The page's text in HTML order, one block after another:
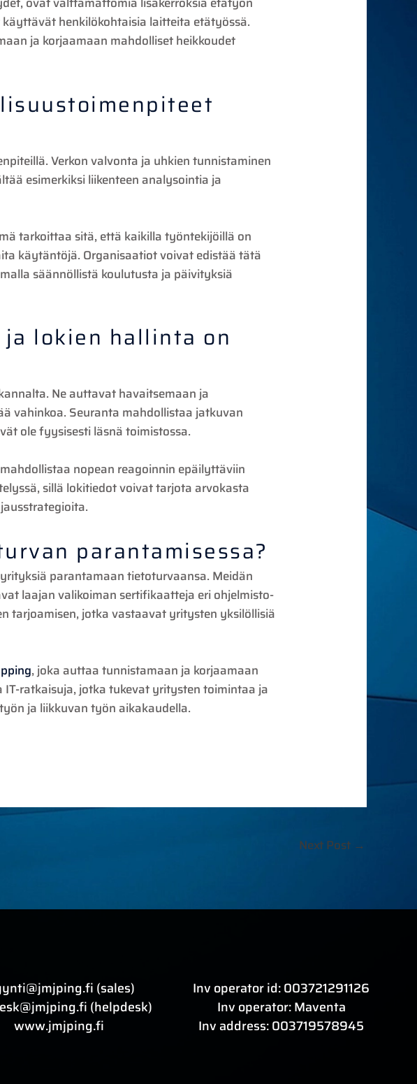
henkilökohtaisia laitteita etätyössä.
ja korjaamaan mahdolliset heikkoudet
Verkon valvonta ja uhkien tunnistaminen
esimerkiksi liikenteen analysointia ja
tarkoittaa sitä, että kaikilla työntekijöillä on
käytäntöjä. Organisaatiot voivat edistää tätä
säännöllistä koulutusta ja päivityksiä
lokien hallinta on
Ne auttavat havaitsemaan ja
vahinkoa. Seuranta mahdollistaa jatkuvan
ole fyysisesti läsnä toimistossa.
nopean reagoinnin epäilyttäviin
sillä lokitiedot voivat tarjota arvokasta
parantamisessa?
parantamaan tietoturvaansa. Meidän
laajan valikoiman sertifikaatteja eri ohjelmisto-
tarjoamisen, jotka vastaavat yritysten yksilöllisiä
, joka auttaa tunnistamaan ja korjaamaan
ratkaisuja, jotka tukevat yritysten toimintaa ja
ja liikkuvan työn aikakaudella.
Next Post →
(sales)
(helpdesk)
www.jmjping.fi
Inv operator id: 003721291126
Inv operator: Maventa
Inv address: 003719578945